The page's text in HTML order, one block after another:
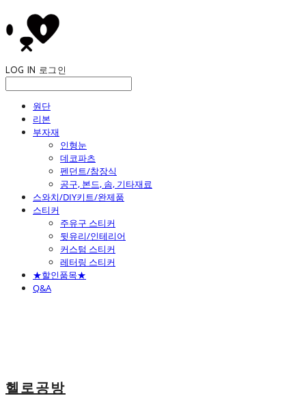
LOG IN 로그인
원단
리본
부자재
인형눈
데코파츠
펜던트/참장식
공구, 본드, 솜, 기타재료
스와치/DIY키트/완제품
스티커
주유구 스티커
뒷유리/인테리어
커스텀 스티커
레터링 스티커
★할인품목★
Q&A
헬로공방